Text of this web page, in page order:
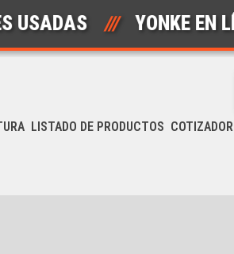
/// YONKE EN LÍNEA
LISTADO DE PRODUCTOS COTIZADOR